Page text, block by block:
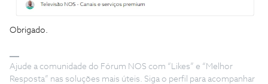
Obrigado.
Ajude a comunidade do Fórum NOS com “Likes” e “Melhor
Resposta” nas soluções mais úteis. Siga o perfil para acompanhar